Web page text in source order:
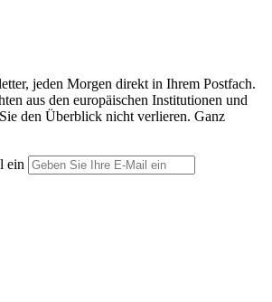
jeden Morgen direkt in Ihrem Postfach.
aus den europäischen Institutionen und
den Überblick nicht verlieren. Ganz
ein